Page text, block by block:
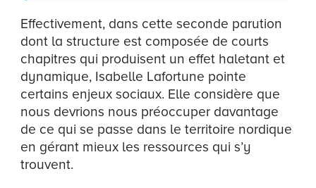
Effectivement, dans cette seconde parution
dont la structure est composée de courts
chapitres qui produisent un effet haletant et
dynamique, Isabelle Lafortune pointe
certains enjeux sociaux. Elle considère que
nous devrions nous préoccuper davantage
de ce qui se passe dans le territoire nordique
en gérant mieux les ressources qui s’y
trouvent.